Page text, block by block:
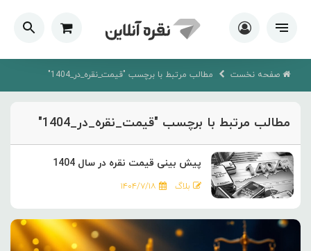
صفحه نخست مطالب مرتبط با برچسب "قیمت_نقره_در_1404"
مطالب مرتبط با برچسب "قیمت_نقره_در_1404"
پیش بینی قیمت نقره در سال 1404
بلاگ ۱۴۰۴/۷/۱۸